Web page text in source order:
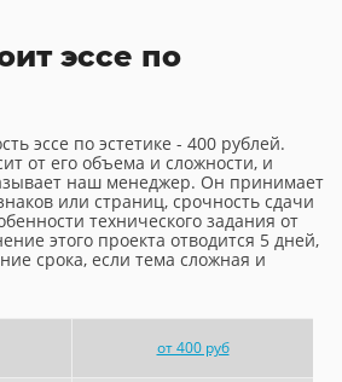
эссе по
эссе по эстетике - 400 рублей.
от его объема и сложности, и
наш менеджер. Он принимает
или страниц, срочность сдачи
технического задания от
этого проекта отводится 5 дней,
срока, если тема сложная и
от 400 руб